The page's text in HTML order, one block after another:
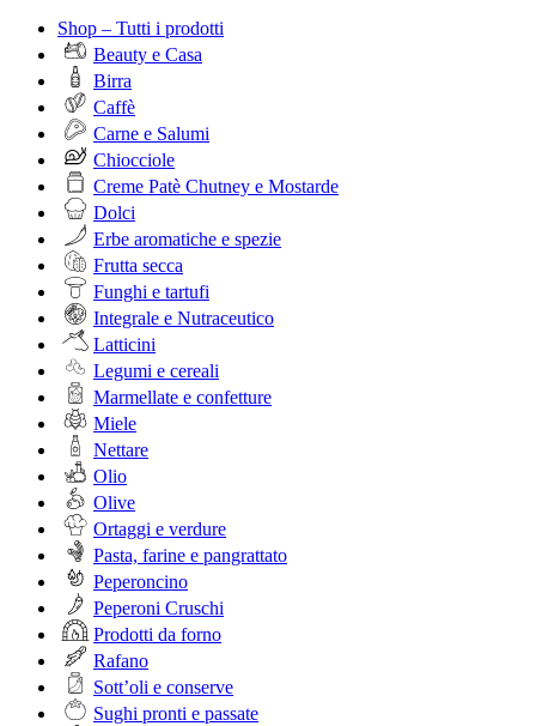
Shop – Tutti i prodotti
Beauty e Casa
Birra
Caffè
Carne e Salumi
Chiocciole
Creme Patè Chutney e Mostarde
Dolci
Erbe aromatiche e spezie
Frutta secca
Funghi e tartufi
Integrale e Nutraceutico
Latticini
Legumi e cereali
Marmellate e confetture
Miele
Nettare
Olio
Olive
Ortaggi e verdure
Pasta, farine e pangrattato
Peperoncino
Peperoni Cruschi
Prodotti da forno
Rafano
Sott’oli e conserve
Sughi pronti e passate